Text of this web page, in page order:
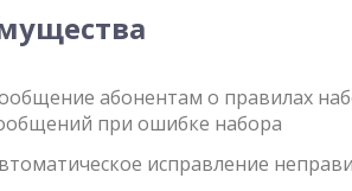
абонентам о правилах
при ошибке набора
исправление